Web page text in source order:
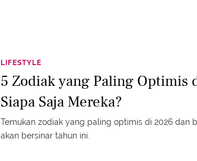
LIFESTYLE
5 Zodiak yang Paling Optimis
Siapa Saja Mereka?
Temukan zodiak yang paling optimis di 2026 dan
akan bersinar tahun ini.